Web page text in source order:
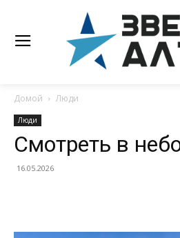
Домой Люди
Люди
Смотреть в
16.05.2026